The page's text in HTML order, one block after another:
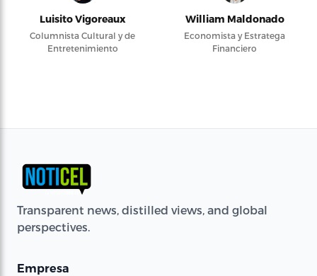
Luisito Vigoreaux
Columnista Cultural y de
Entretenimiento
William Maldonado
Economista y Estratega
Financiero
Transparent news, distilled views, and global
perspectives.
Empresa